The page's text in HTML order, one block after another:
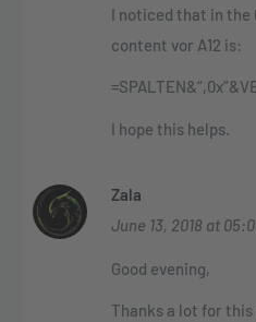
I noticed that in the
content vor A12 is:
I hope this helps.
Zala
June 13, 2018 at
Good evening,
Thanks a lot for